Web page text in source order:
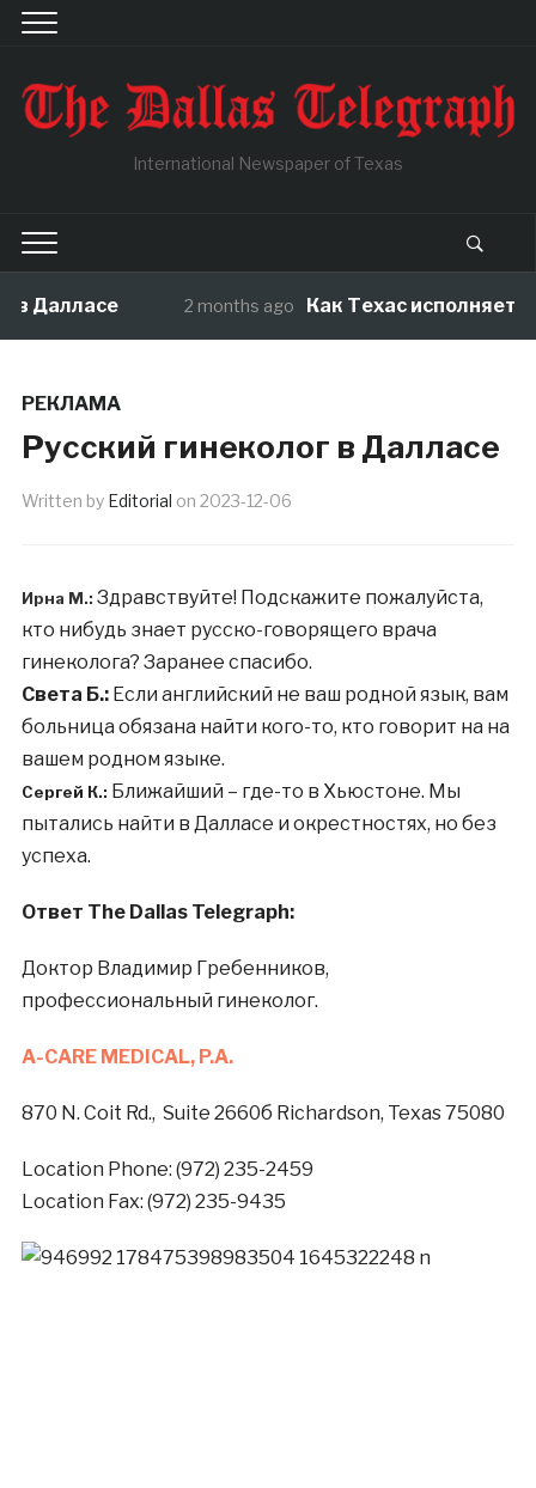
International Newspaper of Texas
Далласе 2 months ago Как Техас исполняет
РЕКЛАМА
Русский гинеколог в Далласе
Written by Editorial on 2023-12-06
Ирна М.: Здравствуйте! Подскажите пожалуйста,
кто нибудь знает русско-говорящего врача
гинеколога? Заранее спасибо.
Света Б.:Если английский не ваш родной язык, вам
больница обязана найти кого-то, кто говорит на на
вашем родном языке.
Сергей К.: Ближайший – где-то в Хьюстоне. Мы
пытались найти в Далласе и окрестностях, но без
успеха.
Ответ The Dallas Telegraph:
Доктор Владимир Гребенников,
профессиональный гинеколог.
A-CARE MEDICAL, P.A.
870 N. Coit Rd., Suite 2660б Richardson, Texas 75080
Location Phone: (972) 235-2459
Location Fax: (972) 235-9435